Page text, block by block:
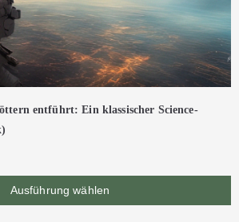
entführt: Ein klassischer Science-
Ausführung wählen